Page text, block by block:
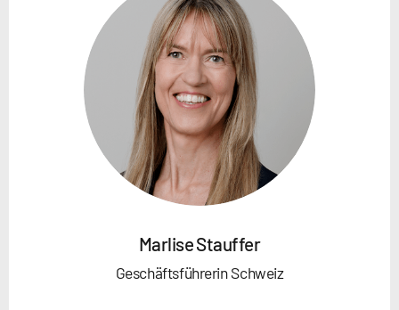
Marlise Stauffer
Geschäftsführerin Schweiz